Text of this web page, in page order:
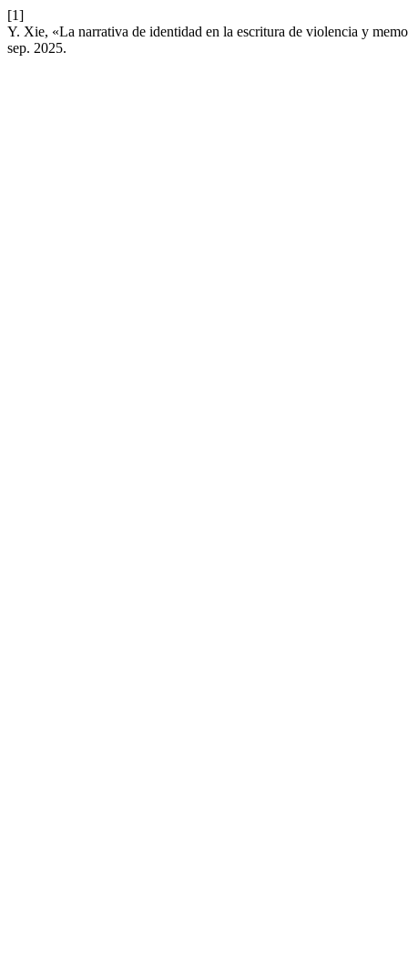
[1]
Y. Xie, «La narrativa de identidad en la escritura de violencia y
sep. 2025.